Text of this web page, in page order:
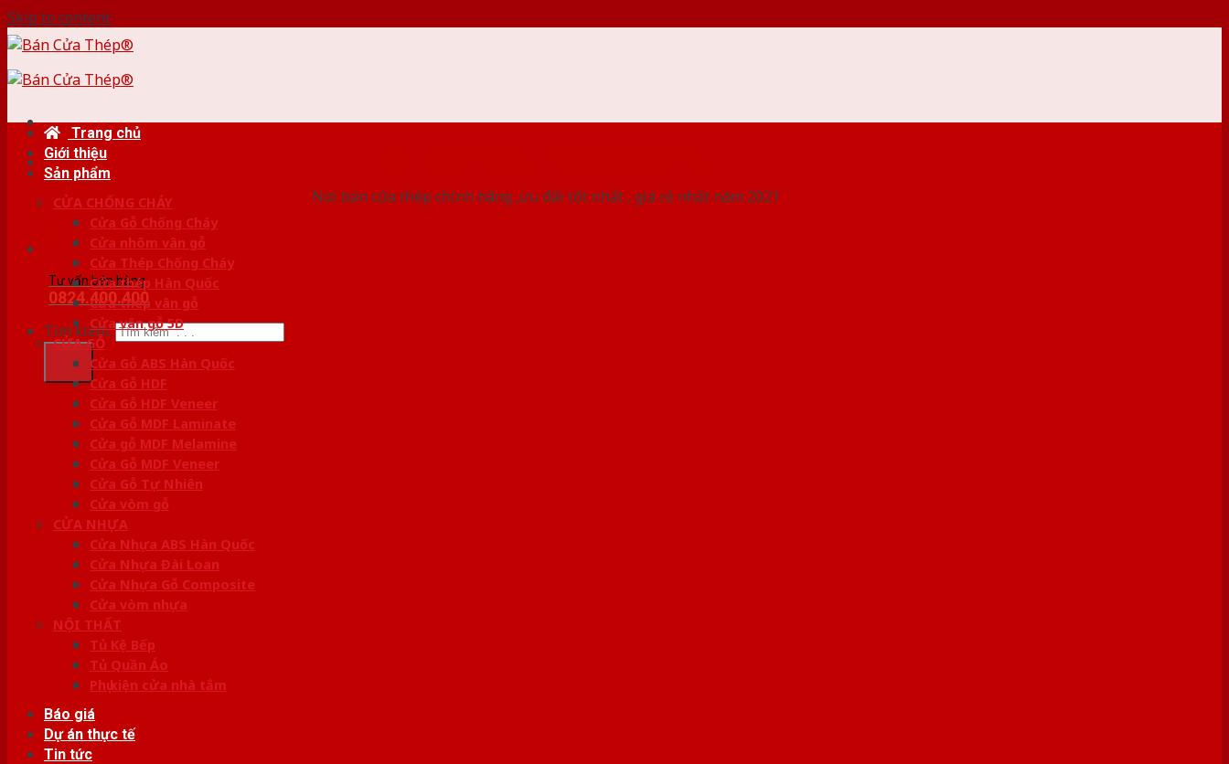
Skip to content
Nơi bán cửa thép chính hãng ,ưu đãi tốt nhất , giá rẻ nhất năm 2021
Tư vấn bán hàng
0824.400.400
Tìm kiếm:
Trang chủ
Giới thiệu
Sản phẩm
CỬA CHỐNG CHÁY
Cửa Gỗ Chống Cháy
Cửa nhôm vân gỗ
Cửa Thép Chống Cháy
Cửa thép Hàn Quốc
Cửa thép vân gỗ
Cửa vân gỗ 5D
CỬA GỖ
Cửa Gỗ ABS Hàn Quốc
Cửa Gỗ HDF
Cửa Gỗ HDF Veneer
Cửa Gỗ MDF Laminate
Cửa gỗ MDF Melamine
Cửa Gỗ MDF Veneer
Cửa Gỗ Tự Nhiên
Cửa vòm gỗ
CỬA NHỰA
Cửa Nhựa ABS Hàn Quốc
Cửa Nhựa Đài Loan
Cửa Nhựa Gỗ Composite
Cửa vòm nhựa
NỘI THẤT
Tủ Kệ Bếp
Tủ Quần Áo
Phụ kiện cửa nhà tắm
Báo giá
Dự án thực tế
Tin tức